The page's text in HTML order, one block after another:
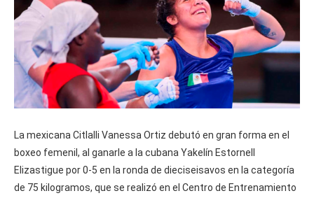
La mexicana Citlalli Vanessa Ortiz debutó en gran forma en el
boxeo femenil, al ganarle a la cubana Yakelín Estornell
Elizastigue por 0-5 en la ronda de dieciseisavos en la categoría
de 75 kilogramos, que se realizó en el Centro de Entrenamiento